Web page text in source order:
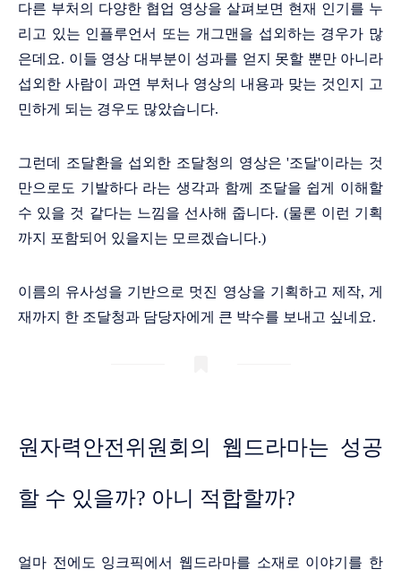
다른 부처의 다양한 협업 영상을 살펴보면 현재 인기를 누
리고 있는 인플루언서 또는 개그맨을 섭외하는 경우가 많
은데요. 이들 영상 대부분이 성과를 얻지 못할 뿐만 아니라
섭외한 사람이 과연 부처나 영상의 내용과 맞는 것인지 고
민하게 되는 경우도 많았습니다.
그런데 조달환을 섭외한 조달청의 영상은 '조달'이라는 것
만으로도 기발하다 라는 생각과 함께 조달을 쉽게 이해할
수 있을 것 같다는 느낌을 선사해 줍니다. (물론 이런 기획
까지 포함되어 있을지는 모르겠습니다.)
이름의 유사성을 기반으로 멋진 영상을 기획하고 제작, 게
재까지 한 조달청과 담당자에게 큰 박수를 보내고 싶네요.
원자력안전위원회의 웹드라마는 성공
할 수 있을까? 아니 적합할까?
얼마 전에도 잉크픽에서 웹드라마를 소재로 이야기를 한